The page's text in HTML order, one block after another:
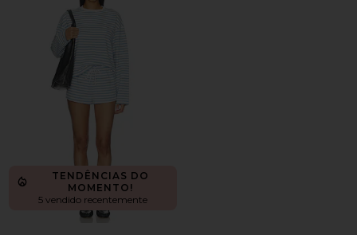
TENDÊNCIAS DO
MOMENTO!
5 vendido recentemente